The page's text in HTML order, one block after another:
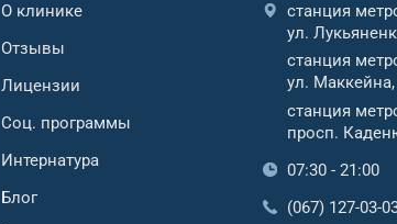
станция
ул.
станция
ул.
станция
просп.
07:30 - 21:00
(067) 127-03-
О клинике
Отзывы
Лицензии
Соц. программы
Интернатура
Блог